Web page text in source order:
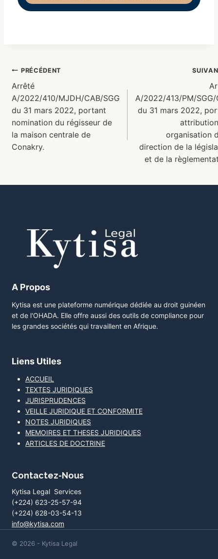
PRÉCÉDENT
Arrêté
A/2022/410/MJDH/CAB/SGG
du 31 mars 2022, portant
nomination du régisseur de
la maison centrale de
Conakry.
A/2022/413/PM/SGG/
du 31 mars 2022,
organisation
direction de la
et de la
A Propos
Kytisa est une plateforme numérique dédiée au droit guinéen
et de l'OHADA. Elle offre aussi des outils de compliance pour
les grandes sociétés qui travaillent en Afrique.
Liens Utiles
ACCUEIL
TEXTES JURIDIQUES
JURISPRUDENCES
VEILLE JURIDIQUE ET CONFORMITE
NOTES JURIDIQUES
MEMOIRES ET THESES JURIDIQUES
ARTICLES DE DOCTRINE
Contactez-Nous
Kytisa Legal Services
(+224) 623-25-57-94
(+224) 628-03-54-13
info@kytisa.com
© 2026 - Kytisa Legal